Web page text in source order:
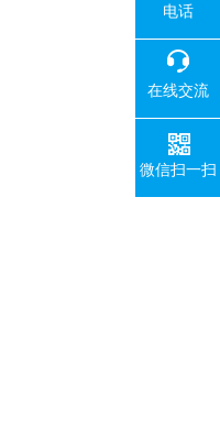
电话
在线交流
微信扫一扫